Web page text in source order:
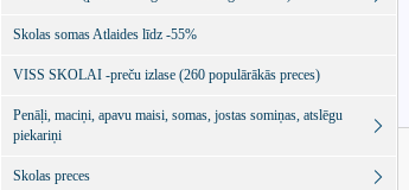
Skolas somas Atlaides līdz -55%
VISS SKOLAI -preču izlase (260 populārākās preces)
Penāļi, maciņi, apavu maisi, somas, jostas somiņas, atslēgu
piekariņi
Skolas preces